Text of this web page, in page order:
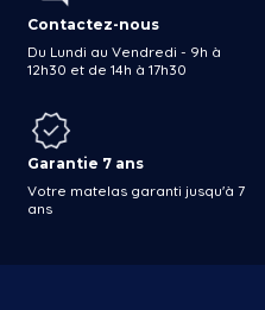
Contactez-nous
Du Lundi au Vendredi - 9h à
12h30 et de 14h à 17h30
Garantie 7 ans
Votre matelas garanti jusqu'à 7
ans